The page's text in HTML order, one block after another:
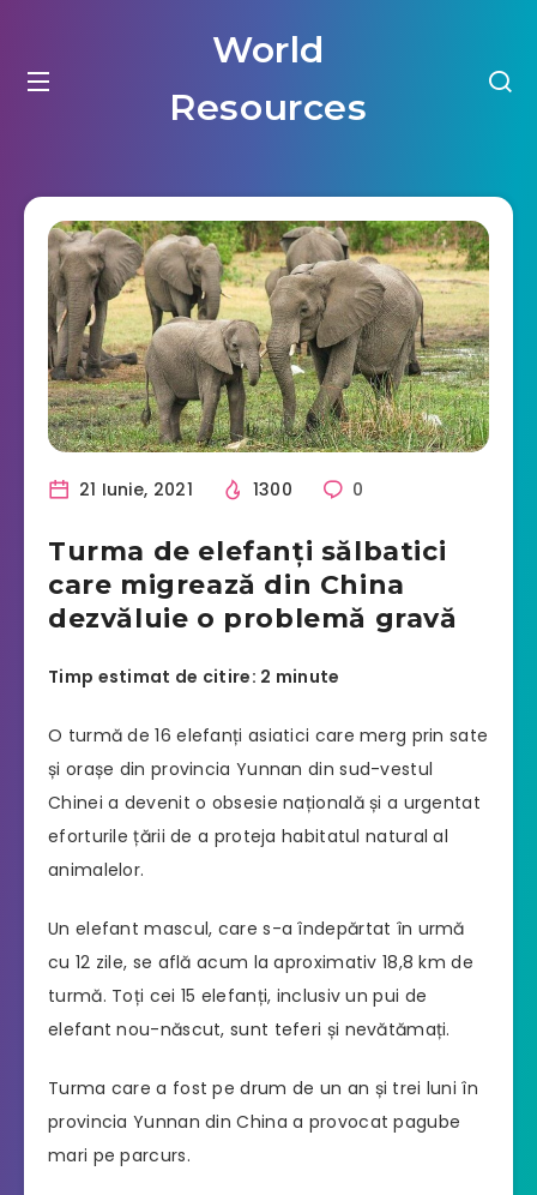
World
Resources
21 Iunie, 2021 1300 0
Turma de elefanți sălbatici
care migrează din China
dezvăluie o problemă gravă
Timp estimat de citire: 2 minute
O turmă de 16 elefanți asiatici care merg prin sate
și orașe din provincia Yunnan din sud-vestul
Chinei a devenit o obsesie națională și a urgentat
eforturile țării de a proteja habitatul natural al
animalelor.
Un elefant mascul, care s-a îndepărtat în urmă
cu 12 zile, se află acum la aproximativ 18,8 km de
turmă. Toți cei 15 elefanți, inclusiv un pui de
elefant nou-născut, sunt teferi și nevătămați.
Turma care a fost pe drum de un an și trei luni în
provincia Yunnan din China a provocat pagube
mari pe parcurs.